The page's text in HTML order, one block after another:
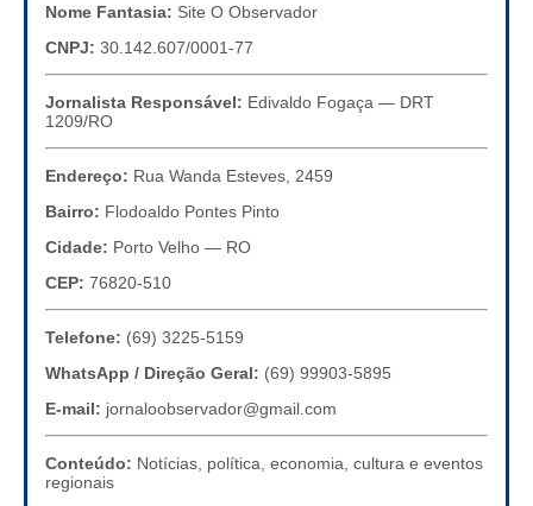
Nome Fantasia: Site O Observador
CNPJ: 30.142.607/0001-77
Jornalista Responsável: Edivaldo Fogaça — DRT
1209/RO
Endereço: Rua Wanda Esteves, 2459
Bairro: Flodoaldo Pontes Pinto
Cidade: Porto Velho — RO
CEP: 76820-510
Telefone: (69) 3225-5159
WhatsApp / Direção Geral: (69) 99903-5895
E-mail: jornaloobservador@gmail.com
Conteúdo: Notícias, política, economia, cultura e eventos
regionais